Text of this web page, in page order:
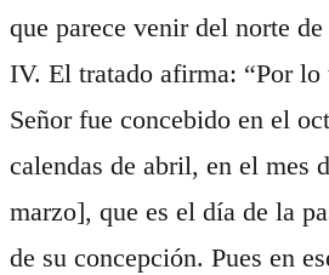
que parece venir del norte
IV. El tratado afirma: “Por lo
Señor fue concebido en el
calendas de abril, en el mes
marzo], que es el día de la
de su concepción. Pues en